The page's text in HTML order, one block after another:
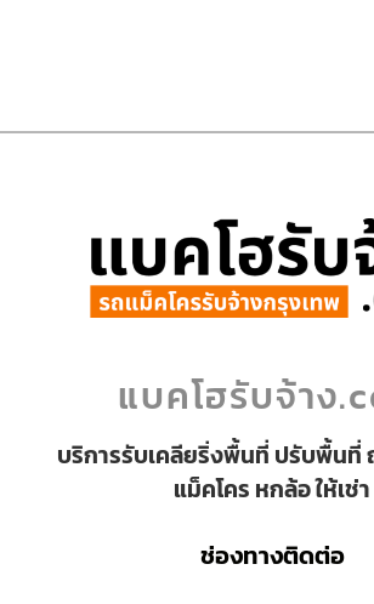
แบคโฮรับจ้าง
บริการรับเคลียริ่งพื้นที่ ปรับพื้นที่
แม็คโคร หกล้อ ให้เช่า
ช่องทางติดต่อ